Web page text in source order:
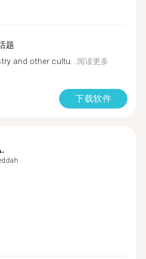
题
and other cultu...阅读更多
下载软件